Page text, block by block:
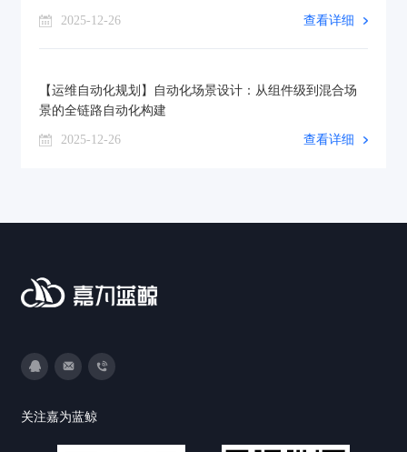
2025-12-26 查看详细
【运维自动化规划】自动化场景设计：从组件级到混合场
景的全链路自动化构建
2025-12-26 查看详细
关注嘉为蓝鲸